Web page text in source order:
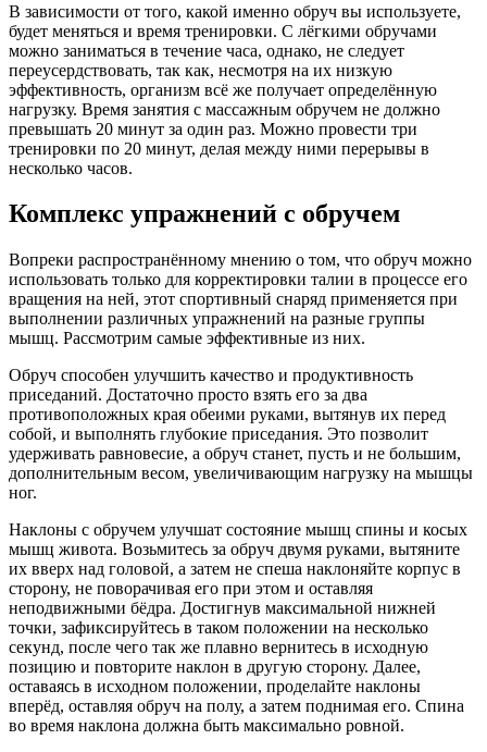
В зависимости от того, какой именно обруч вы используете,
будет меняться и время тренировки. С лёгкими обручами
можно заниматься в течение часа, однако, не следует
переусердствовать, так как, несмотря на их низкую
эффективность, организм всё же получает определённую
нагрузку. Время занятия с массажным обручем не должно
превышать 20 минут за один раз. Можно провести три
тренировки по 20 минут, делая между ними перерывы в
несколько часов.
Комплекс упражнений с обручем
Вопреки распространённому мнению о том, что обруч можно
использовать только для корректировки талии в процессе его
вращения на ней, этот спортивный снаряд применяется при
выполнении различных упражнений на разные группы
мышц. Рассмотрим самые эффективные из них.
Обруч способен улучшить качество и продуктивность
приседаний. Достаточно просто взять его за два
противоположных края обеими руками, вытянув их перед
собой, и выполнять глубокие приседания. Это позволит
удерживать равновесие, а обруч станет, пусть и не большим,
дополнительным весом, увеличивающим нагрузку на мышцы
ног.
Наклоны с обручем улучшат состояние мышц спины и косых
мышц живота. Возьмитесь за обруч двумя руками, вытяните
их вверх над головой, а затем не спеша наклоняйте корпус в
сторону, не поворачивая его при этом и оставляя
неподвижными бёдра. Достигнув максимальной нижней
точки, зафиксируйтесь в таком положении на несколько
секунд, после чего так же плавно вернитесь в исходную
позицию и повторите наклон в другую сторону. Далее,
оставаясь в исходном положении, проделайте наклоны
вперёд, оставляя обруч на полу, а затем поднимая его. Спина
во время наклона должна быть максимально ровной.